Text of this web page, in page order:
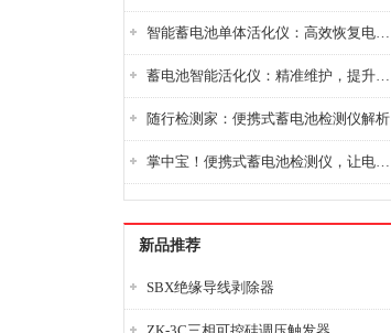
智能蓄电池单体活化仪：高效恢复电池性能，延长蓄电池使用寿命
蓄电池智能活化仪：精准维护，提升电池健康状态
随行检测家：便携式蓄电池检测仪解析
掌中宝！便携式蓄电池检测仪，让电池检测变得简单又快捷！
新品推荐
SBX绝缘导线剥除器